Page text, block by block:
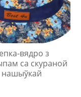
вядро з
са скураной
нашыўкай